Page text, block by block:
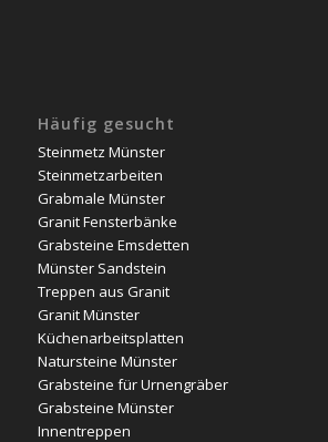
Häufig gesucht
Steinmetz Münster
Steinmetzarbeiten
Grabmale Münster
Granit Fensterbänke
Grabsteine Emsdetten
Münster Sandstein
Treppen aus Granit
Granit Münster
Küchenarbeitsplatten
Natursteine Münster
Grabsteine für Urnengräber
Grabsteine Münster
Innentreppen